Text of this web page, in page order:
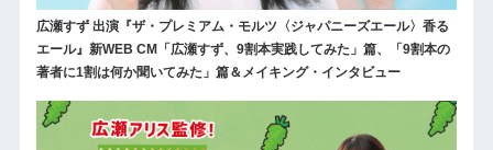
広瀬すず 出演『ザ・プレミアム・モルツ〈ジャパニーズエール〉香る
エール』新WEB CM「広瀬すず、9割本実践してみた」篇、「9割本の
著者に1割は何か聞いてみた」篇＆メイキング・インタビュー